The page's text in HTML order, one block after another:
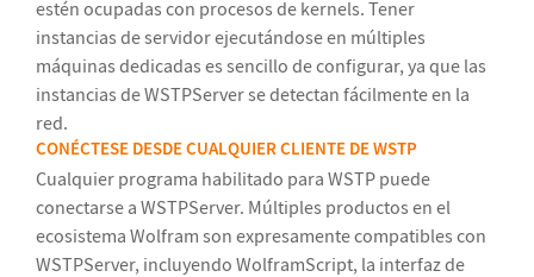
estén ocupadas con procesos de kernels. Tener
instancias de servidor ejecutándose en múltiples
máquinas dedicadas es sencillo de configurar, ya que las
instancias de WSTPServer se detectan fácilmente en la
red.
CONÉCTESE DESDE CUALQUIER CLIENTE DE WSTP
Cualquier programa habilitado para WSTP puede
conectarse a WSTPServer. Múltiples productos en el
ecosistema Wolfram son expresamente compatibles con
WSTPServer, incluyendo WolframScript, la interfaz de